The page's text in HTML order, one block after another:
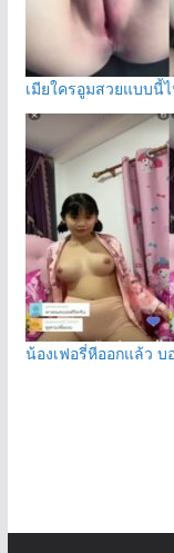
เมียใครอูมสวยแบบนี้
น้องเฟอรี่หีออกแล้ว